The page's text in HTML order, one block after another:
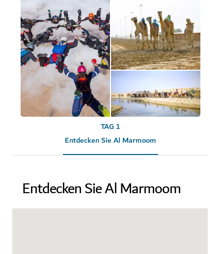
TAG 1
Entdecken Sie Al Marmoom
Entdecken Sie Al Marmoom